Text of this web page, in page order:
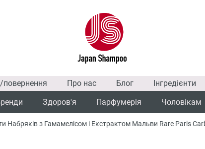
повернення Про нас Блог Інгредієнти
Здоров'я Парфумерія Чоловікам
Набряків з Гамамелісом і Екстрактом Мальви Rare Paris